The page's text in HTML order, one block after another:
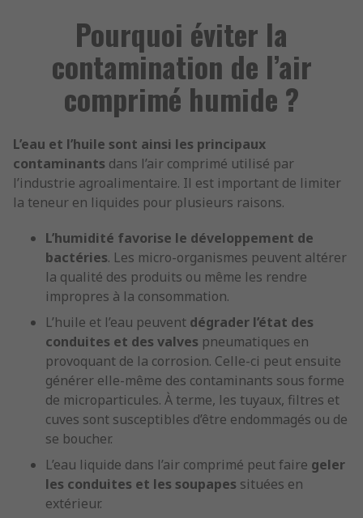
Pourquoi éviter la
contamination de l’air
comprimé humide ?
L’eau et l’huile sont ainsi les principaux
contaminants dans l’air comprimé utilisé par
l’industrie agroalimentaire. Il est important de limiter
la teneur en liquides pour plusieurs raisons.
L’humidité favorise le développement de
bactéries. Les micro-organismes peuvent altérer
la qualité des produits ou même les rendre
impropres à la consommation.
L’huile et l’eau peuvent dégrader l’état des
conduites et des valves pneumatiques en
provoquant de la corrosion. Celle-ci peut ensuite
générer elle-même des contaminants sous forme
de microparticules. À terme, les tuyaux, filtres et
cuves sont susceptibles d’être endommagés ou de
se boucher.
L’eau liquide dans l’air comprimé peut faire geler
les conduites et les soupapes situées en
extérieur.